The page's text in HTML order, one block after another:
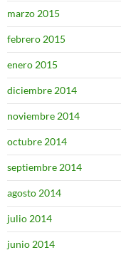
marzo 2015
febrero 2015
enero 2015
diciembre 2014
noviembre 2014
octubre 2014
septiembre 2014
agosto 2014
julio 2014
junio 2014